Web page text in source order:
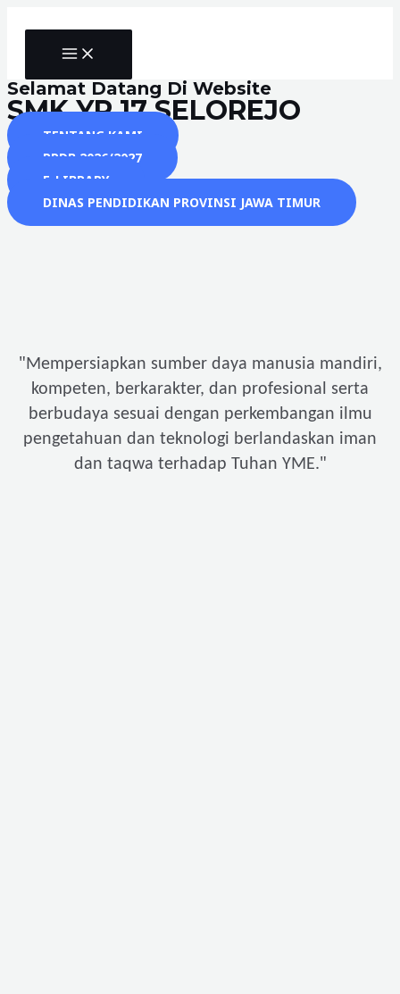
MAIN
MENU
Selamat Datang Di Website
SMK YP 17 SELOREJO
TENTANG KAMI
PPDB 2026/2027
E-LIBRARY
DINAS PENDIDIKAN PROVINSI JAWA TIMUR
"Mempersiapkan sumber daya manusia mandiri,
kompeten, berkarakter, dan profesional serta
berbudaya sesuai dengan perkembangan ilmu
pengetahuan dan teknologi berlandaskan iman
dan taqwa terhadap Tuhan YME."